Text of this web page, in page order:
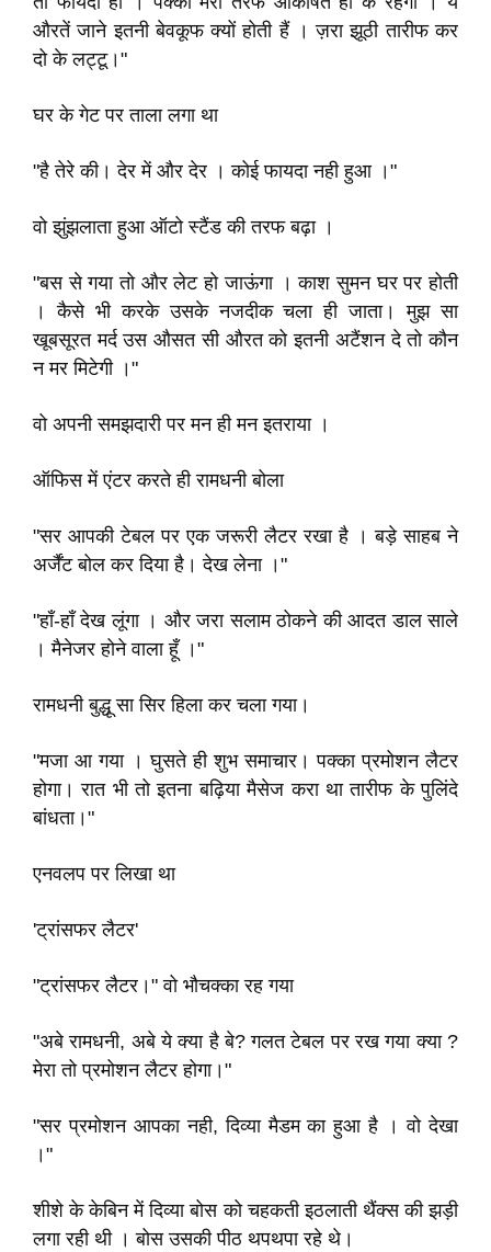
औरतें जाने इतनी बेवकूफ क्यों होती हैं । ज़रा झूठी तारीफ कर
दो के लट्टू।"
घर के गेट पर ताला लगा था
"है तेरे की। देर में और देर । कोई फायदा नही हुआ ।"
वो झुंझलाता हुआ ऑटो स्टैंड की तरफ बढ़ा ।
"बस से गया तो और लेट हो जाऊंगा । काश सुमन घर पर होती
। कैसे भी करके उसके नजदीक चला ही जाता। मुझ सा
खूबसूरत मर्द उस औसत सी औरत को इतनी अटैंशन दे तो कौन
न मर मिटेगी ।"
वो अपनी समझदारी पर मन ही मन इतराया ।
ऑफिस में एंटर करते ही रामधनी बोला
"सर आपकी टेबल पर एक जरूरी लैटर रखा है । बड़े साहब ने
अर्जैंट बोल कर दिया है। देख लेना ।"
"हाँ-हाँ देख लूंगा । और जरा सलाम ठोकने की आदत डाल साले
। मैनेजर होने वाला हूँ ।"
रामधनी बुद्धू सा सिर हिला कर चला गया।
"मजा आ गया । घुसते ही शुभ समाचार। पक्का प्रमोशन लैटर
होगा। रात भी तो इतना बढ़िया मैसेज करा था तारीफ के पुलिंदे
बांधता।"
एनवलप पर लिखा था
'ट्रांसफर लैटर'
"ट्रांसफर लैटर।" वो भौचक्का रह गया
"अबे रामधनी, अबे ये क्या है बे? गलत टेबल पर रख गया क्या ?
मेरा तो प्रमोशन लैटर होगा।"
"सर प्रमोशन आपका नही, दिव्या मैडम का हुआ है । वो देखा
।"
शीशे के केबिन में दिव्या बोस को चहकती इठलाती थैंक्स की झड़ी
लगा रही थी । बोस उसकी पीठ थपथपा रहे थे।